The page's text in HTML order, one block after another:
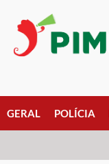
GERAL POLÍCIA